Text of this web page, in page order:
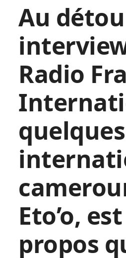
Au
Radio
Eto’o,
propos